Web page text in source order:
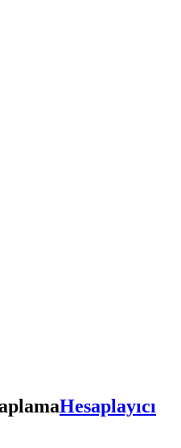
Hesaplayıcı